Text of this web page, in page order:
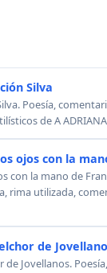
Silva
Poesía,
de A
ojos con la
con la mano de
rima utilizada,
de
de Jovellanos.